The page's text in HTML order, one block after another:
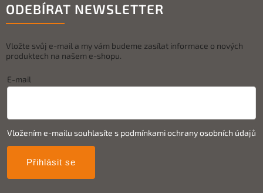
ODEBÍRAT NEWSLETTER
Vložte svůj e-mail a my vám budeme zasílat informace o nových
produktech na našem e-shopu.
E-mail
Vložením e-mailu souhlasíte s podmínkami ochrany osobních údajů
Přihlásit se